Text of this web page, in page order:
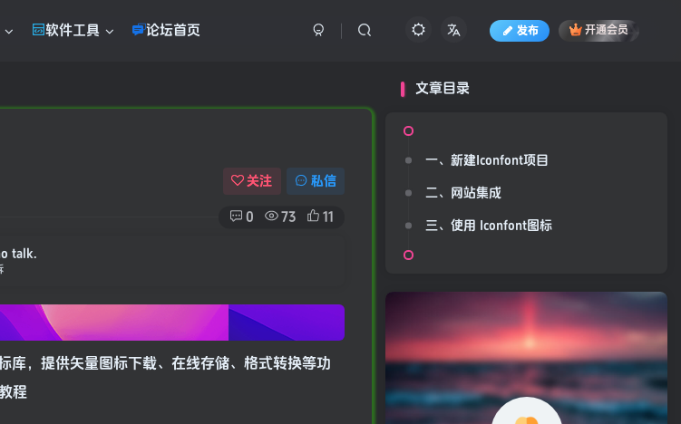
软件工具 论坛首页 发布 开通会员
关注 私信
0 73 11
talk.
，提供矢量图标下载、在线存储、格式转换等功
程
文章目录
一、新建Iconfont项目
二、网站集成
三、使用 Iconfont图标